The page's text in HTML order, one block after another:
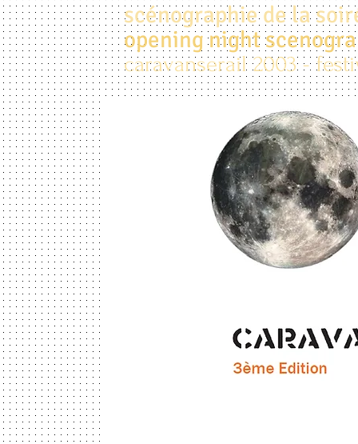
scénographie de la
opening night
caravanserail 2003 -